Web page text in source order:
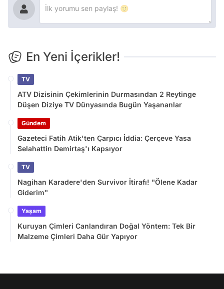
En Yeni İçerikler!
TV
ATV Dizisinin Çekimlerinin Durmasından 2 Reytinge
Düşen Diziye TV Dünyasında Bugün Yaşananlar
Gündem
Gazeteci Fatih Atik'ten Çarpıcı İddia: Çerçeve Yasa
Selahattin Demirtaş'ı Kapsıyor
TV
Nagihan Karadere'den Survivor İtirafı! "Ölene Kadar
Giderim"
Yaşam
Kuruyan Çimleri Canlandıran Doğal Yöntem: Tek Bir
Malzeme Çimleri Daha Gür Yapıyor